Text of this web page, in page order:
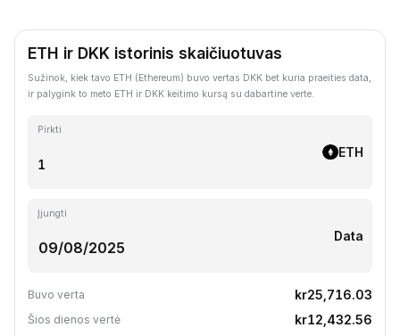
ETH ir DKK istorinis skaičiuotuvas
Sužinok, kiek tavo ETH (Ethereum) buvo vertas DKK bet kuria praeities data,
ir palygink to meto ETH ir DKK keitimo kursą su dabartine verte.
Pirkti
ETH
Įjungti
Data
Buvo verta kr25,716.03
Šios dienos vertė kr12,432.56